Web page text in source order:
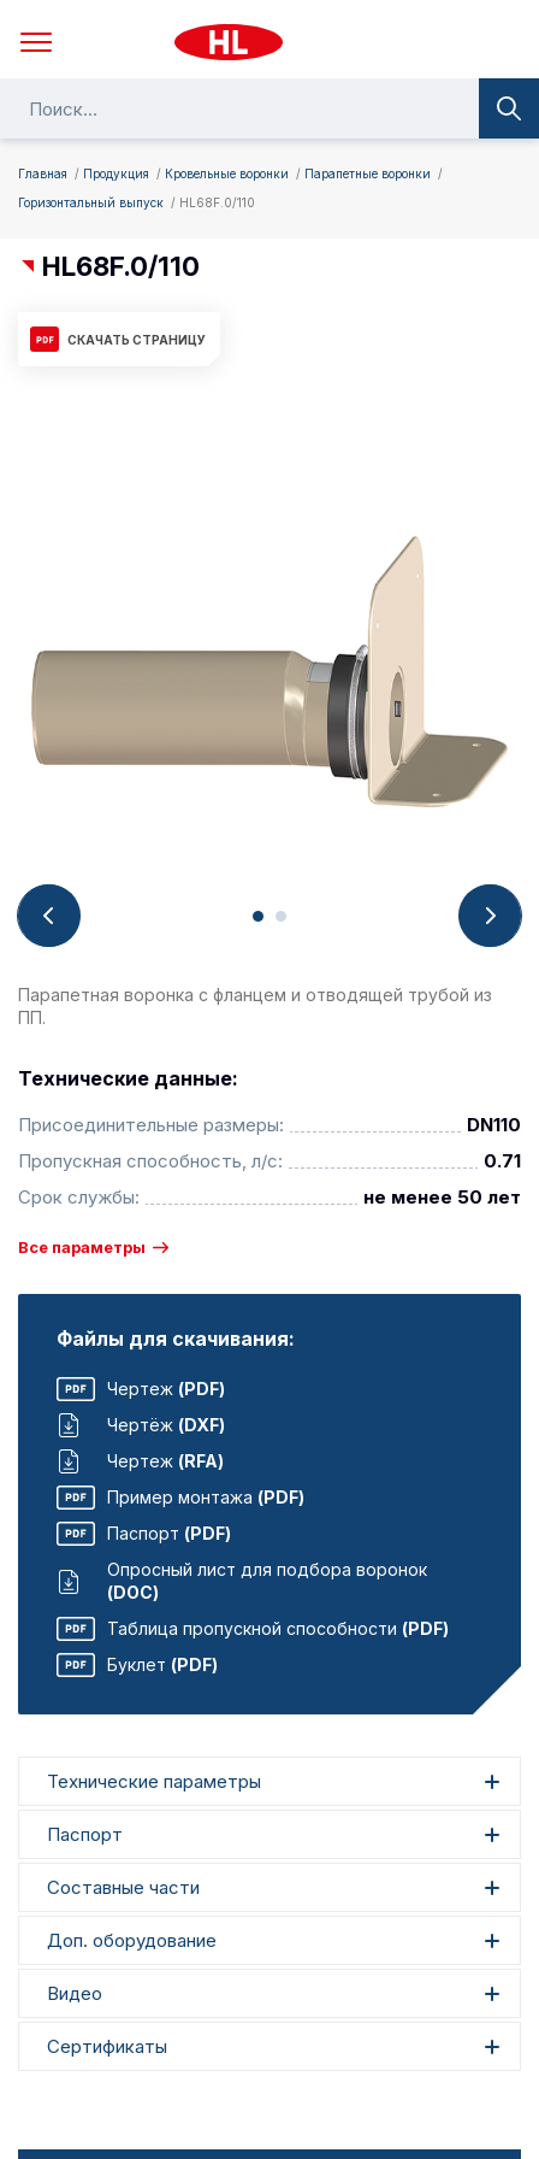
Главная Продукция Кровельные воронки
Парапетные воронки
Горизонтальный выпуск
HL68F.0/110
HL68F.0/110
СКАЧАТЬ СТРАНИЦУ
Парапетная воронка с фланцем и отводящей трубой из
ПП.
Технические данные:
Присоединительные размеры:
DN110
Пропускная способность, л/с:
0.71
Срок службы:
не менее 50 лет
Все параметры
Файлы для скачивания:
Чертеж (PDF)
Чертёж (DXF)
Чертеж (RFA)
Пример монтажа (PDF)
Паспорт (PDF)
Опросный лист для подбора воронок
(DOC)
Таблица пропускной способности (PDF)
Буклет (PDF)
Технические параметры
Паспорт
Составные части
Доп. оборудование
Видео
Сертификаты